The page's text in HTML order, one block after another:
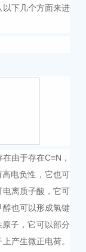
下几个方面来进
由于存在C≡N，
电负性，它也可
电离质子酸，它可
醇也可以形成氢键
子，它可以部分
产生微正电荷。